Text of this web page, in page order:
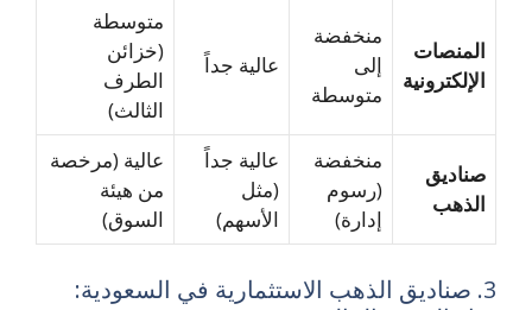
المنصات
الإلكترونية
منخفضة
إلى
متوسطة
عالية جداً
متوسطة
(خزائن
الطرف
الثالث)
صناديق
الذهب
منخفضة
(رسوم
إدارة)
عالية جداً
(مثل
الأسهم)
عالية (مرخصة
من هيئة
السوق)
3. صناديق الذهب الاستثمارية في السعودية: